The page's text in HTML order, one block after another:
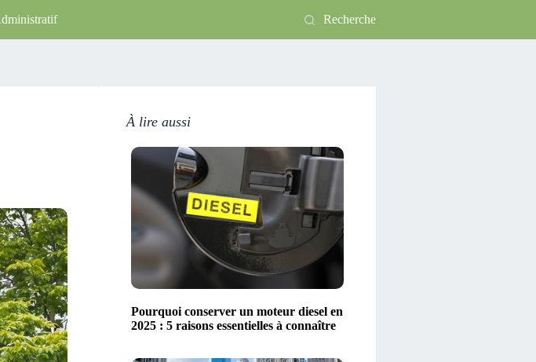
Recherche
À lire aussi
Pourquoi conserver un moteur diesel en
2025 : 5 raisons essentielles à connaître